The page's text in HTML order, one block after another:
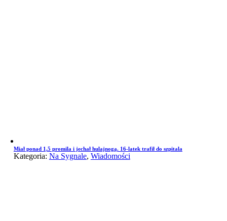
Miał ponad 1,5 promila i jechał hulajnogą. 16-latek trafił do szpitala
Kategoria: Na Sygnale, Wiadomości